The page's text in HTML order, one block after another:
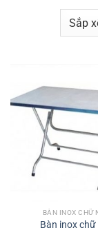
BÀN INOX CHỮ
Bàn inox